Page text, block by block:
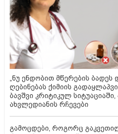
„ნუ ენდობით მწერების ბადეს
ღებინებას ქიმიის
ბავშვი კრიტიკულ
ახვლედიანის რჩევები
გამოცდები, როგორც